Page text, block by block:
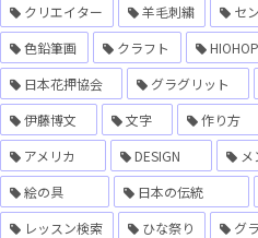
クリエイター
羊毛刺繍 セ
色鉛筆画
クラフト HIOHOP
日本花押協会
グラグリット
伊藤博文
文字 作り方
アメリカ
DESIGN
メ
絵の具
日本の伝統
レッスン検索
ひな祭り グ